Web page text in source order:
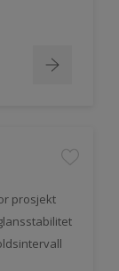
prosjekt